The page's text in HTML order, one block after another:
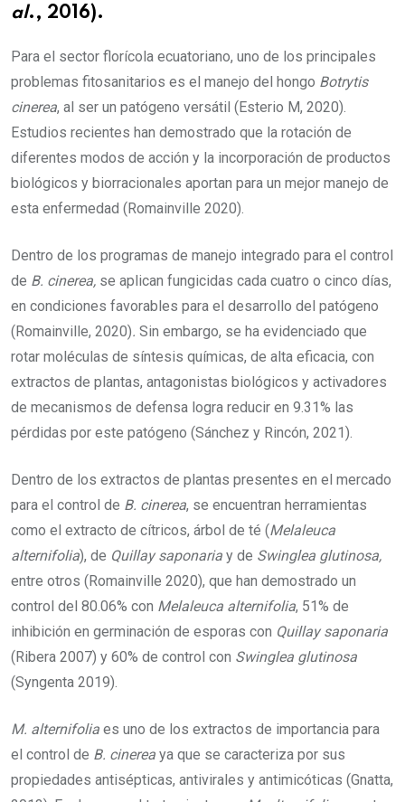
al., 2016).
Para el sector florícola ecuatoriano, uno de los principales
problemas fitosanitarios es el manejo del hongo Botrytis
cinerea, al ser un patógeno versátil (Esterio M, 2020).
Estudios recientes han demostrado que la rotación de
diferentes modos de acción y la incorporación de productos
biológicos y biorracionales aportan para un mejor manejo de
esta enfermedad (Romainville 2020).
Dentro de los programas de manejo integrado para el control
de B. cinerea, se aplican fungicidas cada cuatro o cinco días,
en condiciones favorables para el desarrollo del patógeno
(Romainville, 2020). Sin embargo, se ha evidenciado que
rotar moléculas de síntesis químicas, de alta eficacia, con
extractos de plantas, antagonistas biológicos y activadores
de mecanismos de defensa logra reducir en 9.31% las
pérdidas por este patógeno (Sánchez y Rincón, 2021).
Dentro de los extractos de plantas presentes en el mercado
para el control de B. cinerea, se encuentran herramientas
como el extracto de cítricos, árbol de té (Melaleuca
alternifolia), de Quillay saponaria y de Swinglea glutinosa,
entre otros (Romainville 2020), que han demostrado un
control del 80.06% con Melaleuca alternifolia, 51% de
inhibición en germinación de esporas con Quillay saponaria
(Ribera 2007) y 60% de control con Swinglea glutinosa
(Syngenta 2019).
M. alternifolia es uno de los extractos de importancia para
el control de B. cinerea ya que se caracteriza por sus
propiedades antisépticas, antivirales y antimicóticas (Gnatta,